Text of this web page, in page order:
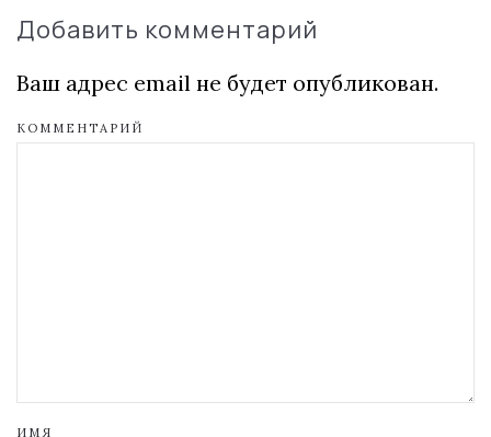
Добавить комментарий
Ваш адрес email не будет опубликован.
КОММЕНТАРИЙ
ИМЯ